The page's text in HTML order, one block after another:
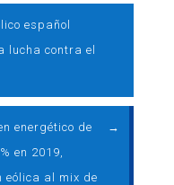
español
lucha contra el
energético de
en 2019,
al mix de
→